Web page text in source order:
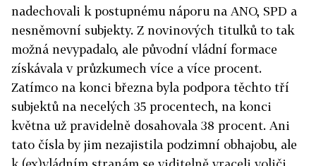
nadechovali k postupnému náporu na ANO, SPD a
nesněmovní subjekty. Z novinových titulků to tak
možná nevypadalo, ale původní vládní formace
získávala v průzkumech více a více procent.
Zatímco na konci března byla podpora těchto tří
subjektů na necelých 35 procentech, na konci
května už pravidelně dosahovala 38 procent. Ani
tato čísla by jim nezajistila podzimní obhajobu, ale